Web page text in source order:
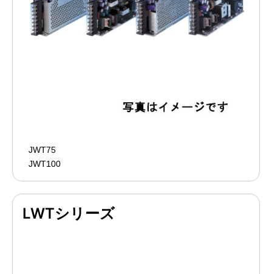
JWT75
JWT100
LWTシリーズ